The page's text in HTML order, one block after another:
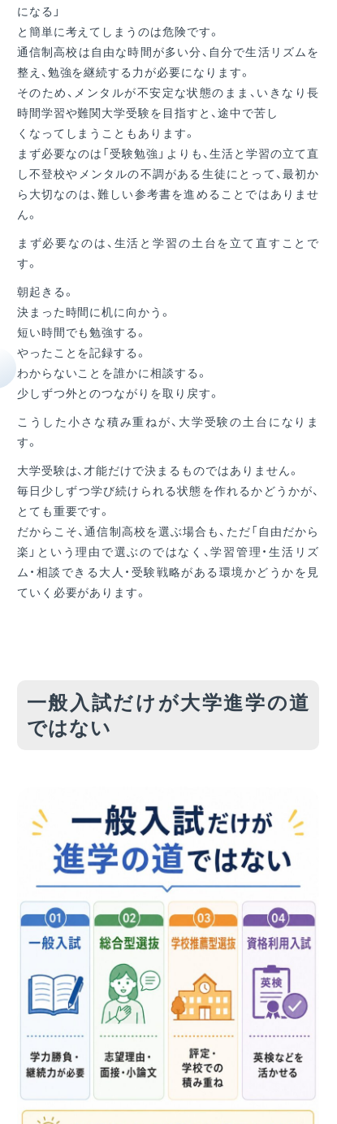
になる」
と簡単に考えてしまうのは危険です。
通信制高校は自由な時間が多い分、自分で生活リズムを
整え、勉強を継続する力が必要になります。
そのため、メンタルが不安定な状態のまま、いきなり長
時間学習や難関大学受験を目指すと、途中で苦し
くなってしまうこともあります。
まず必要なのは「受験勉強」よりも、生活と学習の立て直
し不登校やメンタルの不調がある生徒にとって、最初か
ら大切なのは、難しい参考書を進めることではありませ
ん。
まず必要なのは、生活と学習の土台を立て直すことで
す。
朝起きる。
決まった時間に机に向かう。
短い時間でも勉強する。
やったことを記録する。
わからないことを誰かに相談する。
少しずつ外とのつながりを取り戻す。
こうした小さな積み重ねが、大学受験の土台になりま
す。
大学受験は、才能だけで決まるものではありません。
毎日少しずつ学び続けられる状態を作れるかどうかが、
とても重要です。
だからこそ、通信制高校を選ぶ場合も、ただ「自由だから
楽」という理由で選ぶのではなく、学習管理・生活リズ
ム・相談できる大人・受験戦略がある環境かどうかを見
ていく必要があります。
一般入試だけが大学進学の道
ではない